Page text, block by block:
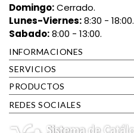
Domingo:Cerrado.
Lunes-Viernes:8:30 - 18:00.
Sabado:8:00 - 13:00.
INFORMACIONES
SERVICIOS
PRODUCTOS
REDES SOCIALES